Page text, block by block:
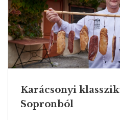
Karácsonyi
Sopronból